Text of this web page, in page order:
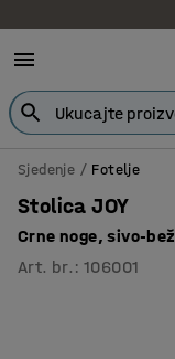
Sjedenje Fotelje
Stolica JOY
Crne noge, sivo-bež
Art. br. :106001